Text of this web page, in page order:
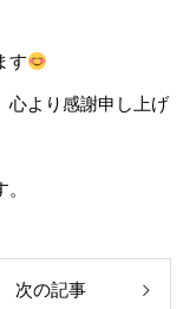
す
心より感謝申し上げ
次の記事